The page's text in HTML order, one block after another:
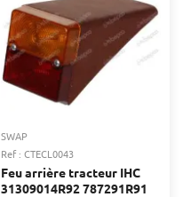
SWAP
Ref : CTECL0043
Feu arrière tracteur IHC
31309014R92 787291R91